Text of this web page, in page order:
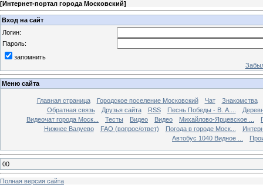
[Интернет-портал города Московский]
Вход на сайт
Логин:
Пароль:
запомнить
Меню сайта
Главная страница Городское поселение Московский Чат
Знакомства
Обратная связь
Друзья сайта RSS Песнь Победы - В. А....
Видеочат города Моск...
Тесты Видео Видео Михайлово-Ярцевское ...
Нижнее Валуево
FAQ (вопрос/ответ) Погода в городе Моск...
Автобус 1040 Видное ...
00
Полная версия сайта